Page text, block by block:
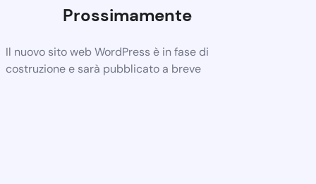
Prossimamente
Il nuovo sito web WordPress è in fase di
costruzione e sarà pubblicato a breve